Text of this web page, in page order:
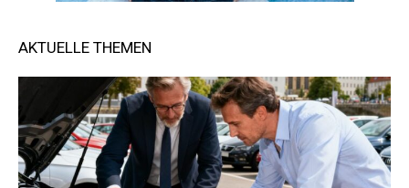
AKTUELLE THEMEN